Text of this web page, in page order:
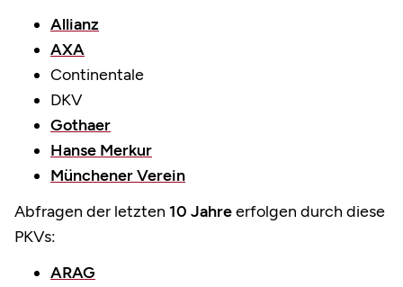
Allianz
AXA
Continentale
DKV
Gothaer
Hanse Merkur
Münchener Verein
Abfragen der letzten 10 Jahreerfolgen durch diese
PKVs:
ARAG